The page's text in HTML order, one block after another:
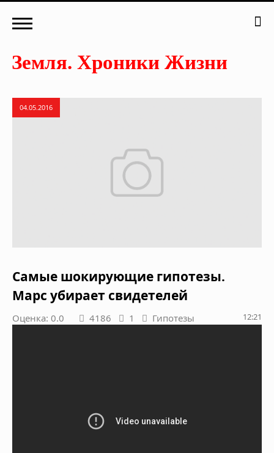
04.05.2016
Самые шокирующие гипотезы.
Марс убирает свидетелей
Оценка: 0.0 4186 1 Гипотезы 12:21